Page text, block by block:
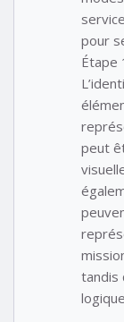
pour
Étape
peut
tandis